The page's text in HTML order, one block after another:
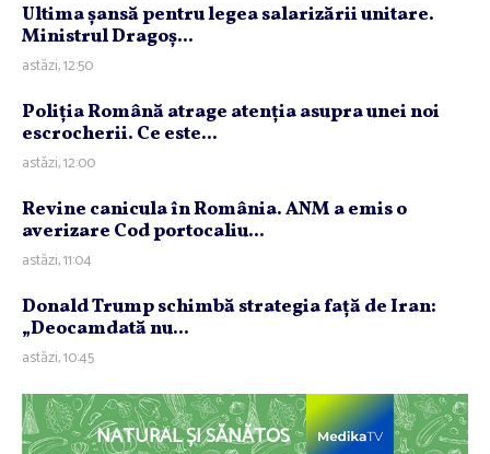
Ultima şansă pentru legea salarizării unitare.
Ministrul Dragoş...
astăzi, 12:50
Poliţia Română atrage atenţia asupra unei noi
escrocherii. Ce este...
astăzi, 12:00
Revine canicula în România. ANM a emis o
averizare Cod portocaliu...
astăzi, 11:04
Donald Trump schimbă strategia faţă de Iran:
„Deocamdată nu...
astăzi, 10:45
NATURAL ȘI SĂNĂTOS